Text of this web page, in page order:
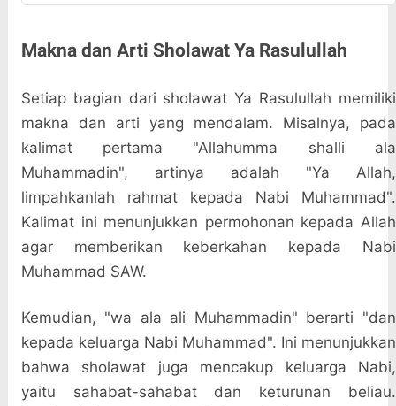
Makna dan Arti Sholawat Ya Rasulullah
Setiap bagian dari sholawat Ya Rasulullah memiliki
makna dan arti yang mendalam. Misalnya, pada
kalimat pertama "Allahumma shalli ala
Muhammadin", artinya adalah "Ya Allah,
limpahkanlah rahmat kepada Nabi Muhammad".
Kalimat ini menunjukkan permohonan kepada Allah
agar memberikan keberkahan kepada Nabi
Muhammad SAW.
Kemudian, "wa ala ali Muhammadin" berarti "dan
kepada keluarga Nabi Muhammad". Ini menunjukkan
bahwa sholawat juga mencakup keluarga Nabi,
yaitu sahabat-sahabat dan keturunan beliau.